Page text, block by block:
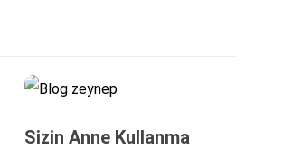
Sizin Anne Kullanma